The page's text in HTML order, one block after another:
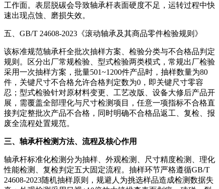
工作面。表层脱碳会导致轴承杆表面硬度不足，运转过程中快
速出现点蚀、磨损失效。
五、GB/T 24608-2023《滚动轴承及其商品零件检验规则》
该标准规范轴承杆全批次抽样方案、检验分类与不合格品判定
规则。区分出厂常规检验、型式检验两类模式，常规出厂检验
采用一次抽样方案，批量501~1200件产品时，抽样数量为80
件，关键尺寸不合格允许合格判定数为0，即关键尺寸零容
忍；型式检验针对原材料变更、工艺改版、设备大修后产品开
展，需覆盖全部理化与尺寸检测项目，任意一项指标不合格直
接判定整批次产品不合格，同时明确不合格品返工、复检、报
废全流程处置规范。
三、轴承杆检测方法、流程及核心作用
轴承杆标准化检测分为抽样、外观检测、尺寸精度检测、理化
性能检测、复检判定五大固定流程。抽样环节严格遵循GB/T
24608-2023随机抽样原则，规避人为挑选样品造成检测数据失